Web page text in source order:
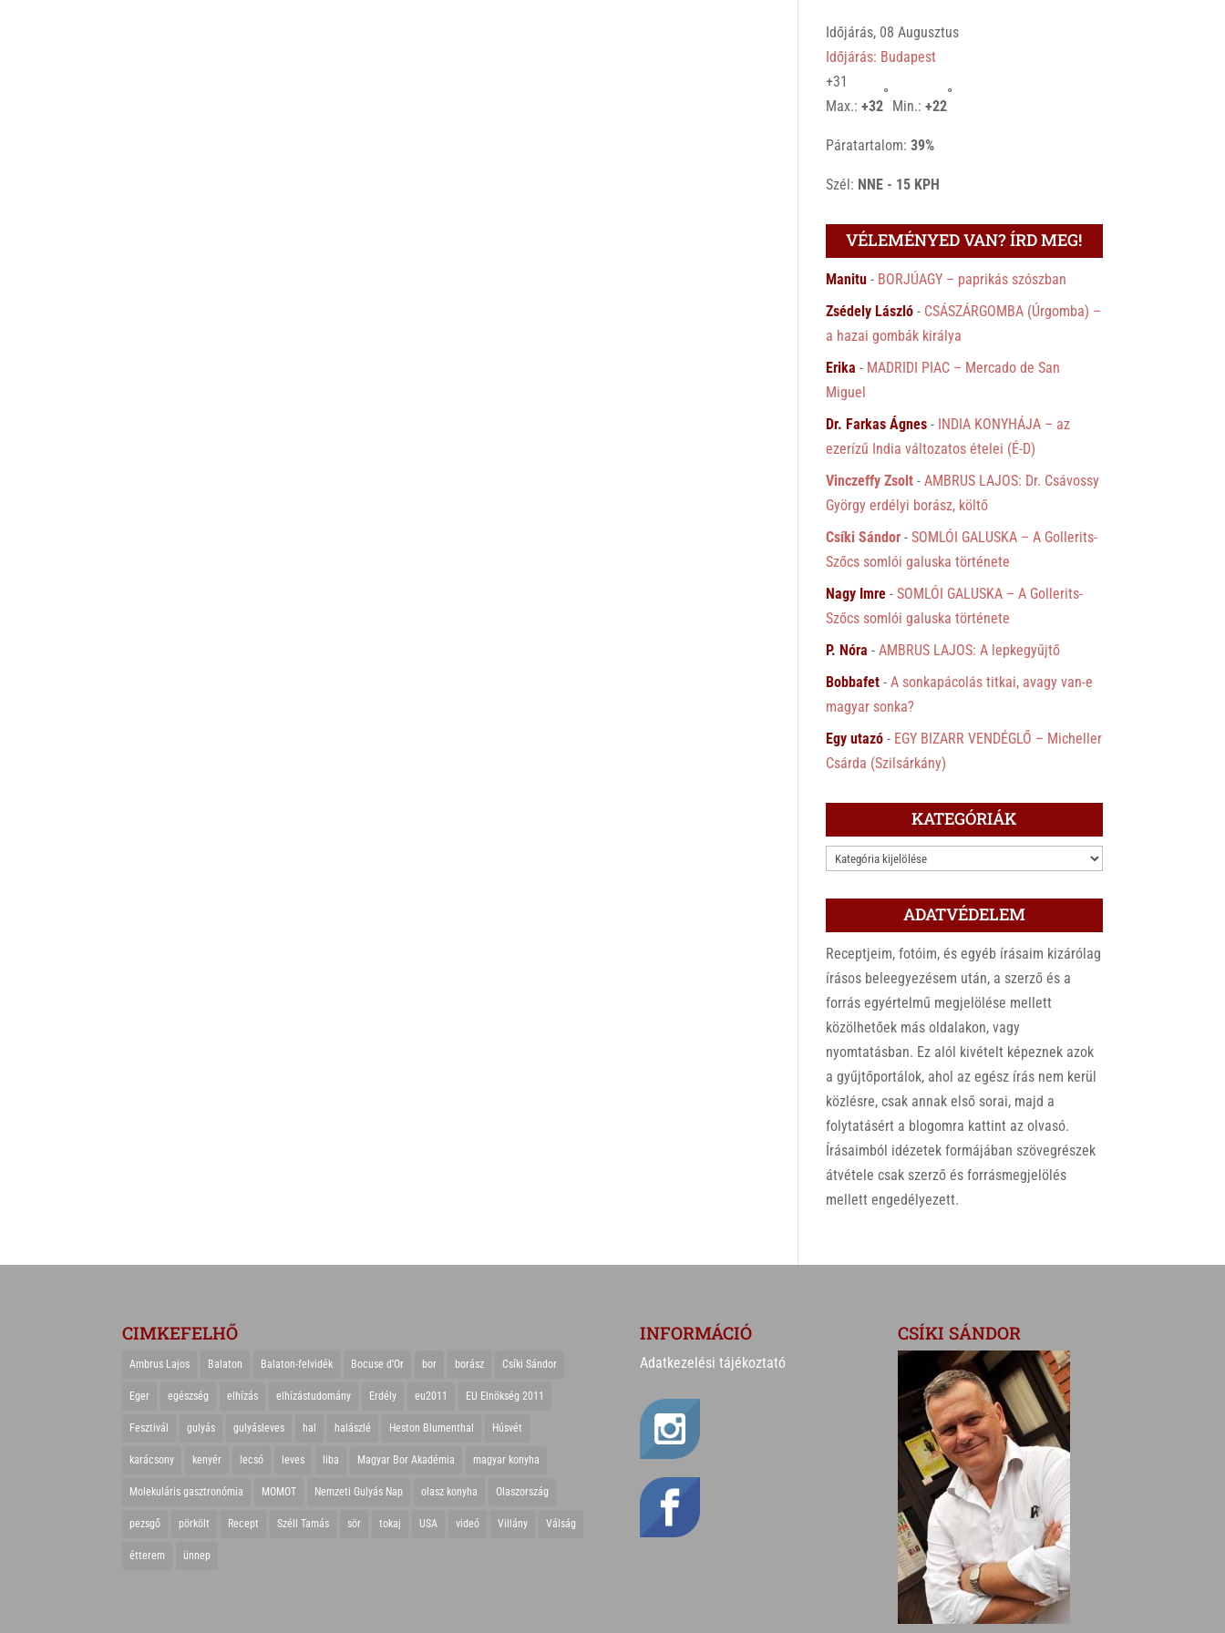
Időjárás, 08 Augusztus
Időjárás: Budapest
+31
Max.:+32
°
Min.:+22
°
Páratartalom:39%
Szél: NNE - 15 KPH
VÉLEMÉNYED VAN? ÍRD MEG!
Manitu - BORJÚAGY – paprikás szószban
Zsédely László - CSÁSZÁRGOMBA (Úrgomba) –
a hazai gombák királya
Erika - MADRIDI PIAC – Mercado de San
Miguel
Dr. Farkas Ágnes - INDIA KONYHÁJA – az
ezerízű India változatos ételei (É-D)
Vinczeffy Zsolt -AMBRUS LAJOS: Dr. Csávossy
György erdélyi borász, költő
Csíki Sándor -SOMLÓI GALUSKA – A Gollerits-
Szőcs somlói galuska története
Nagy Imre -SOMLÓI GALUSKA – A Gollerits-
Szőcs somlói galuska története
P. Nóra -AMBRUS LAJOS: A lepkegyűjtő
Bobbafet -A sonkapácolás titkai, avagy van-e
magyar sonka?
Egy utazó - EGY BIZARR VENDÉGLŐ – Micheller
Csárda (Szilsárkány)
KATEGÓRIÁK
KATEGÓRIÁK
ADATVÉDELEM
Receptjeim, fotóim, és egyéb írásaim kizárólag
írásos beleegyezésem után, a szerző és a
forrás egyértelmű megjelölése mellett
közölhetőek más oldalakon, vagy
nyomtatásban. Ez alól kivételt képeznek azok
a gyűjtőportálok, ahol az egész írás nem kerül
közlésre, csak annak első sorai, majd a
folytatásért a blogomra kattint az olvasó.
Írásaimból idézetek formájában szövegrészek
átvétele csak szerző és forrásmegjelölés
mellett engedélyezett.
CIMKEFELHŐ
Ambrus Lajos Balaton Balaton-felvidék Bocuse d'Or bor borász Csíki Sándor
Eger egészség elhízás elhízástudomány Erdély eu2011 EU Elnökség 2011
Fesztivál gulyás gulyásleves hal halászlé Heston Blumenthal Húsvét
karácsony kenyér lecsó leves liba Magyar Bor Akadémia magyar konyha
Molekuláris gasztronómia MOMOT Nemzeti Gulyás Nap olasz konyha Olaszország
pezsgő pörkölt Recept Széll Tamás sör tokaj USA videó Villány Válság
étterem ünnep
INFORMÁCIÓ
Adatkezelési tájékoztató
CSÍKI SÁNDOR